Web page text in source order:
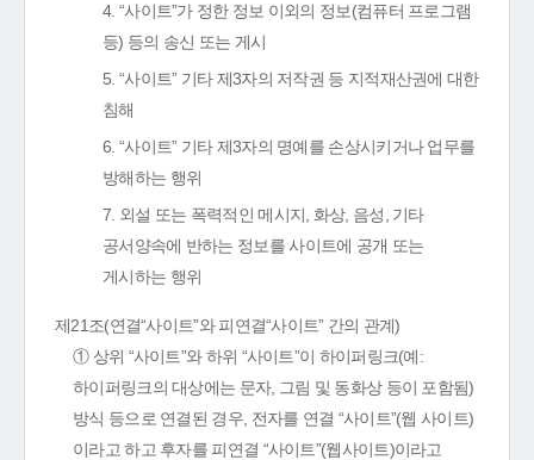
4. “사이트”가 정한 정보 이외의 정보(컴퓨터 프로그램
등) 등의 송신 또는 게시
5. “사이트” 기타 제3자의 저작권 등 지적재산권에 대한
침해
6. “사이트” 기타 제3자의 명예를 손상시키거나 업무를
방해하는 행위
7. 외설 또는 폭력적인 메시지, 화상, 음성, 기타
공서양속에 반하는 정보를 사이트에 공개 또는
게시하는 행위
제21조(연결“사이트”와 피연결“사이트” 간의 관계)
① 상위 “사이트”와 하위 “사이트”이 하이퍼링크(예:
하이퍼링크의 대상에는 문자, 그림 및 동화상 등이 포함됨)
방식 등으로 연결된 경우, 전자를 연결 “사이트”(웹 사이트)
이라고 하고 후자를 피연결 “사이트”(웹사이트)이라고